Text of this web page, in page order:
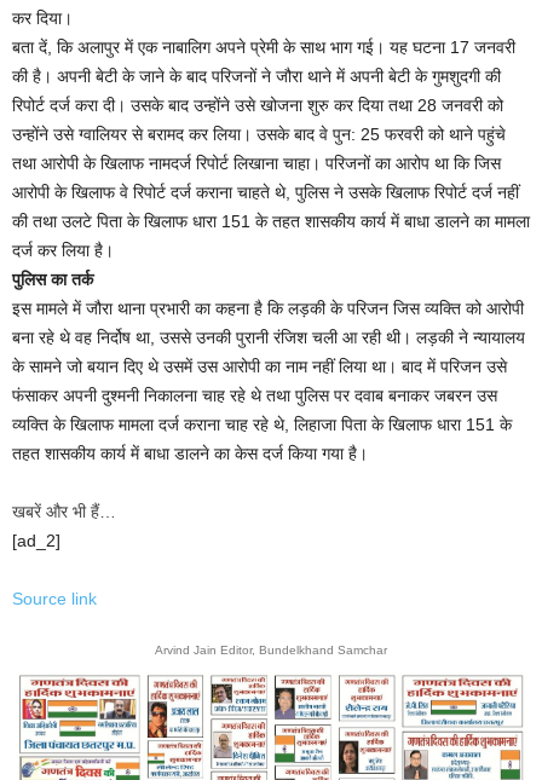
कर दिया।
बता दें, कि अलापुर में एक नाबालिग अपने प्रेमी के साथ भाग गई। यह घटना 17 जनवरी
की है। अपनी बेटी के जाने के बाद परिजनों ने जौरा थाने में अपनी बेटी के गुमशुदगी की
रिपोर्ट दर्ज करा दी। उसके बाद उन्होंने उसे खोजना शुरु कर दिया तथा 28 जनवरी को
उन्होंने उसे ग्वालियर से बरामद कर लिया। उसके बाद वे पुन: 25 फरवरी को थाने पहुंचे
तथा आरोपी के खिलाफ नामदर्ज रिपोर्ट लिखाना चाहा। परिजनों का आरोप था कि जिस
आरोपी के खिलाफ वे रिपोर्ट दर्ज कराना चाहते थे, पुलिस ने उसके खिलाफ रिपोर्ट दर्ज नहीं
की तथा उलटे पिता के खिलाफ धारा 151 के तहत शासकीय कार्य में बाधा डालने का मामला
दर्ज कर लिया है।
पुलिस का तर्क
इस मामले में जौरा थाना प्रभारी का कहना है कि लड़की के परिजन जिस व्यक्ति को आरोपी
बना रहे थे वह निर्दोष था, उससे उनकी पुरानी रंजिश चली आ रही थी। लड़की ने न्यायालय
के सामने जो बयान दिए थे उसमें उस आरोपी का नाम नहीं लिया था। बाद में परिजन उसे
फंसाकर अपनी दुश्मनी निकालना चाह रहे थे तथा पुलिस पर दवाब बनाकर जबरन उस
व्यक्ति के खिलाफ मामला दर्ज कराना चाह रहे थे, लिहाजा पिता के खिलाफ धारा 151 के
तहत शासकीय कार्य में बाधा डालने का केस दर्ज किया गया है।
खबरें और भी हैं…
[ad_2]
Source link
Arvind Jain Editor, Bundelkhand Samchar